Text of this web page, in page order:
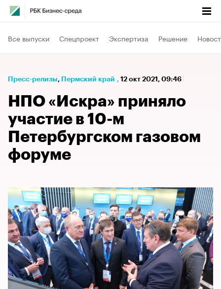
Все выпуски Спецпроект Экспертиза Решение
Пресс-релизы⁠, Пермский край , 12 окт 2021, 09:46
НПО «Искра» приняло
участие в 10-м
Петербургском газовом
форуме